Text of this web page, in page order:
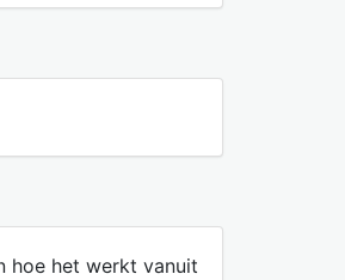
hoe het werkt vanuit